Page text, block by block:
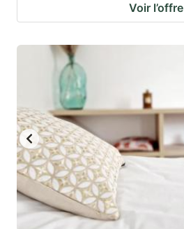
Voir l’offre